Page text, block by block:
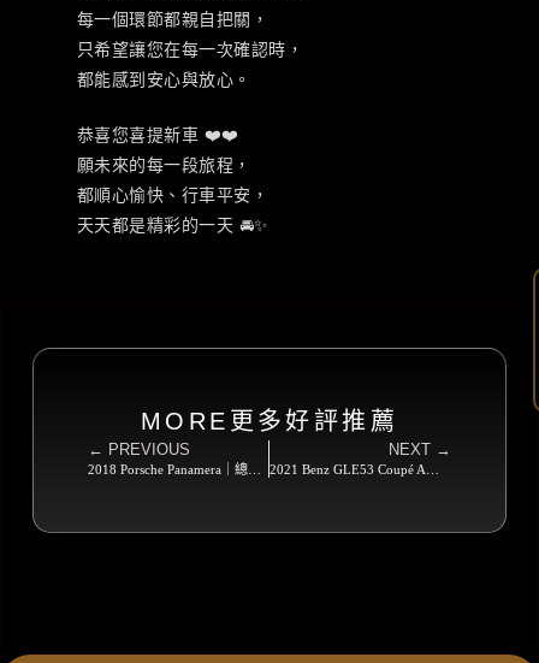
每一個環節都親自把關，
只希望讓您在每一次確認時，
都能感到安心與放心。
恭喜您喜提新車 ❤️❤️
願未來的每一段旅程，
都順心愉快、行車平安，
天天都是精彩的一天 🚘✨
MORE更多好評推薦
← PREVIOUS
2018 Porsche Panamera｜總代理 Sold Out 🎉
NEXT →